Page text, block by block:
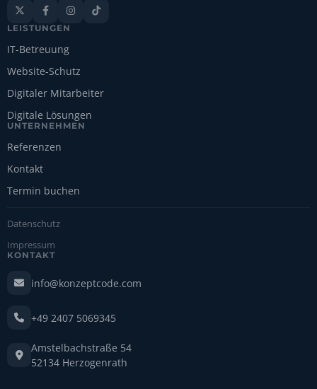
   
LEISTUNGEN
IT-Betreuung
Website-Schutz
Digitaler Mitarbeiter
Digitale Lösungen
UNTERNEHMEN
Referenzen
Kontakt
Termin buchen
Datenschutz
Impressum
KONTAKT
info@konzeptcode.com
+49 2407 5069345
Amstelbachstraße 54
52134 Herzogenrath